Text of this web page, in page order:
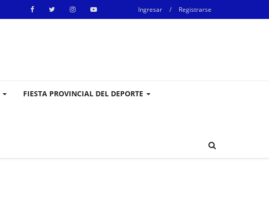
Ingresar / Registrarse
FIESTA PROVINCIAL DEL DEPORTE